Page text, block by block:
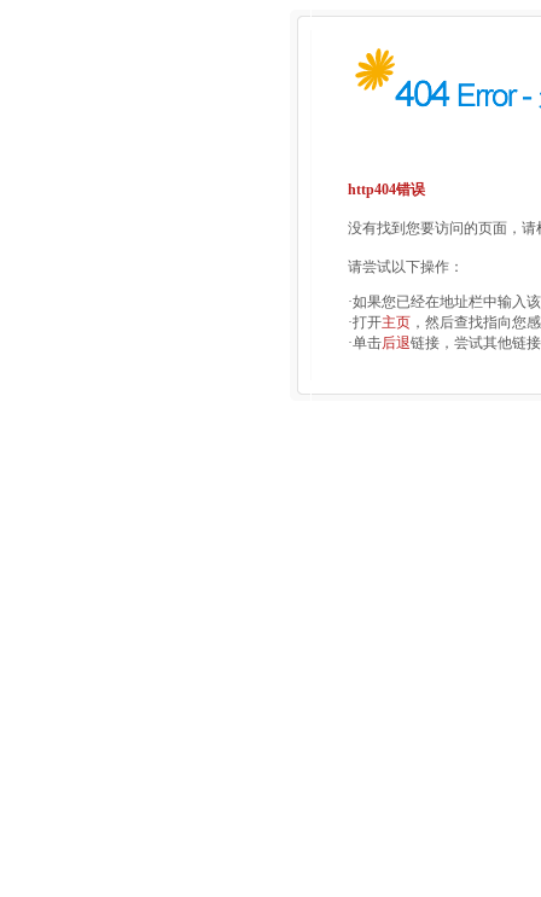
http404错误
没有找到您要访问的页面，
请尝试以下操作：
·如果您已经在地址栏中输入
·打开主页 ，然后查找指向您
·单击后退链接，尝试其他链